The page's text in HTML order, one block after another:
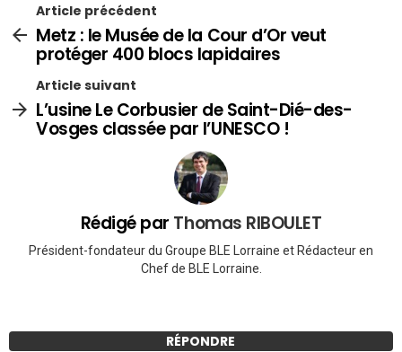
Article précédent
Metz : le Musée de la Cour d’Or veut
protéger 400 blocs lapidaires
Article suivant
L’usine Le Corbusier de Saint-Dié-des-
Vosges classée par l’UNESCO !
Rédigé par Thomas RIBOULET
Président-fondateur du Groupe BLE Lorraine et Rédacteur en
Chef de BLE Lorraine.
RÉPONDRE